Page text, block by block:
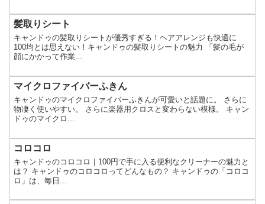
髪取りシート
キャンドゥの髪取りシートが優秀すぎる！ヘアアレンジも快適に
100均とは思えない！キャンドゥの髪取りシートの魅力 「髪の毛が
顔にかかって作業...
マイクロファイバーふきん
キャンドゥのマイクロファイバーふきんが可愛いと話題に。 さらに
物凄く使いやすい。 さらに楽器用クロスと変わらない模様。 キャン
ドゥのマイクロ...
コロコロ
キャンドゥのコロコロ｜100円で手に入る便利なクリーナーの魅力と
は？ キャンドゥのコロコロってどんなもの？ キャンドゥの「コロコ
ロ」は、毎日...